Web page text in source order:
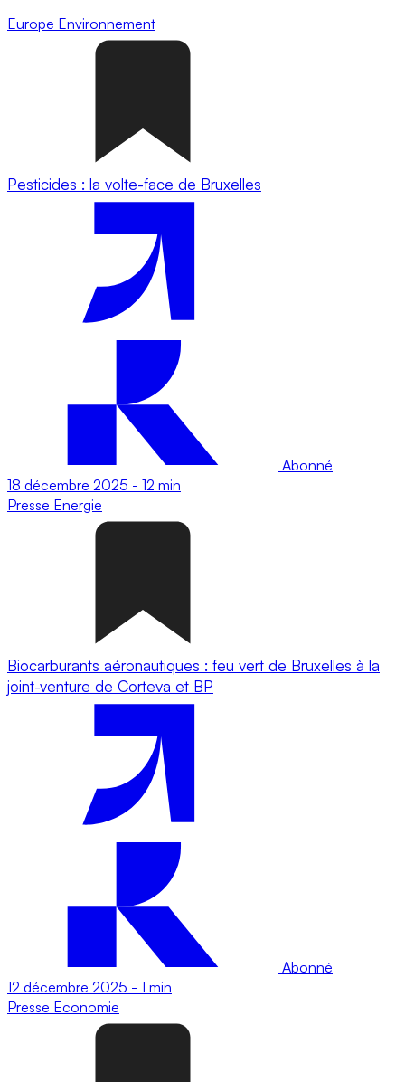
Europe Environnement
Pesticides : la volte-face de Bruxelles
Abonné
18 décembre 2025 - 12 min
Presse Energie
Biocarburants aéronautiques : feu vert de Bruxelles à la
joint-venture de Corteva et BP
Abonné
12 décembre 2025 - 1 min
Presse Economie